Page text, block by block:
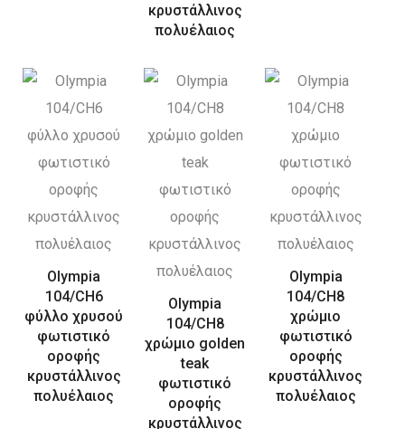
κρυστάλλινος
πολυέλαιος
Olympia
104/CH6
φύλλο χρυσού
φωτιστικό
οροφής
κρυστάλλινος
πολυέλαιος
Olympia
104/CH8
χρώμιο golden
teak
φωτιστικό
οροφής
κρυστάλλινος
Olympia
104/CH8
χρώμιο
φωτιστικό
οροφής
κρυστάλλινος
πολυέλαιος